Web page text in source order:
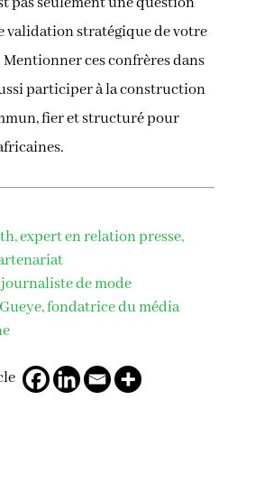
validation stratégique de votre
ces confrères dans
participer à la construction
fier et structuré pour
expert en relation presse,
de mode
fondatrice du média